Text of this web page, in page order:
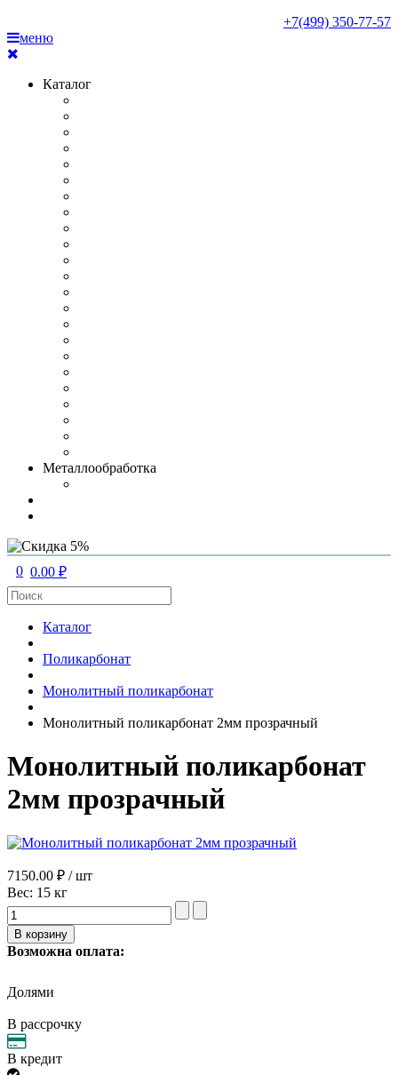
+7(499) 350-77-57
меню
Каталог
Металлообработка
0 0.00 ₽
Каталог
Поликарбонат
Монолитный поликарбонат
Монолитный поликарбонат 2мм прозрачный
Монолитный поликарбонат
2мм прозрачный
7150.00 ₽ / шт
Вес: 15 кг
Возможна оплата:
Долями
В рассрочку
В кредит